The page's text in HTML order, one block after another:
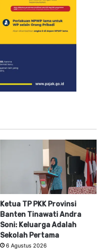
Ketua TP PKK Provinsi
Banten Tinawati Andra
Soni: Keluarga Adalah
Sekolah Pertama
6 Agustus 2026